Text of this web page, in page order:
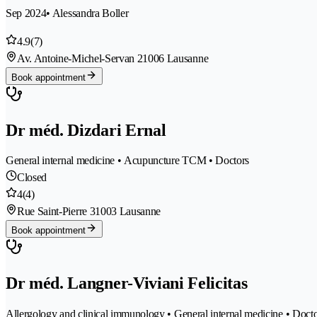
Sep 2024• Alessandra Boller
4.9(7)
Av. Antoine-Michel-Servan 21006 Lausanne
Book appointment
Dr méd. Dizdari Ernal
General internal medicine • Acupuncture TCM • Doctors
Closed
4(4)
Rue Saint-Pierre 31003 Lausanne
Book appointment
Dr méd. Langner-Viviani Felicitas
Allergology and clinical immunology • General internal medicine •